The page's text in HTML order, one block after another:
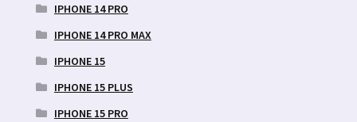
IPHONE 14 PRO
IPHONE 14 PRO MAX
IPHONE 15
IPHONE 15 PLUS
IPHONE 15 PRO